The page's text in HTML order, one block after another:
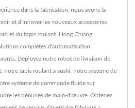
dans la fabrication, nous avons la
et d'innover les nouveaux accessoires
et du tapis roulant. Hong Chiang
complètes d'automatisation
Déployez notre robot de livraison de
notre tapis roulant à sushi, notre système de
système de commande fluide sur
les pénuries de main-d'œuvre. Obtenez